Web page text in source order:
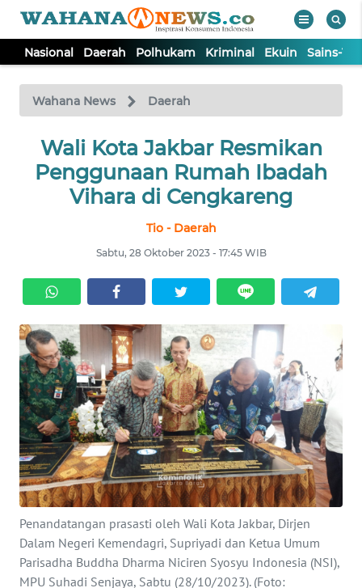
Nasional Daerah Polhukam Kriminal Ekuin Sains-
Wahana News Daerah
Wali Kota Jakbar Resmikan
Penggunaan Rumah Ibadah
Vihara di Cengkareng
Tio - Daerah
Sabtu, 28 Oktober 2023 - 17:45 WIB
Penandatangan prasasti oleh Wali Kota Jakbar, Dirjen
Dalam Negeri Kemendagri, Supriyadi dan Ketua Umum
Parisadha Buddha Dharma Niciren Syosyu Indonesia (NSI),
MPU Suhadi Senjaya, Sabtu (28/10/2023). (Foto:
TV
Tutup
NASIONAL
KRIMINAL
EKUIN
SAINS-TEKNO
KESEHATAN
INTERNASIONAL
SERBA-SERBI
PENDIDIKAN